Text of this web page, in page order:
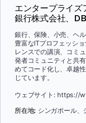
ブログ
ドキュメント
エンタープライズ
銀行株式会社、
銀行、保険、小売、ヘ
豊富なITプロフェッシ
レンスでの講演、コミ
発者コミュニティと共
めてコード化し、卓越
じています。
ウェブサイト: https://
所在地: シンガポール、